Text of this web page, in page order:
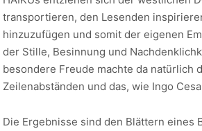
transportieren, den Lesenden
hinzuzufügen und somit der eigenen
der Stille, Besinnung und
besondere Freude machte da natürlich
Zeilenabständen und das, wie Ingo
Die Ergebnisse sind den Blättern eines